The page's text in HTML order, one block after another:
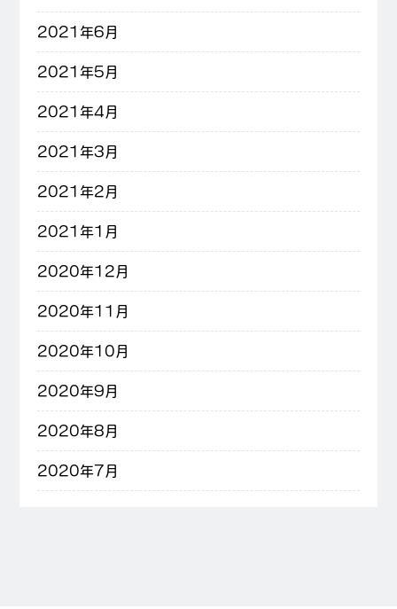
2021年6月
2021年5月
2021年4月
2021年3月
2021年2月
2021年1月
2020年12月
2020年11月
2020年10月
2020年9月
2020年8月
2020年7月